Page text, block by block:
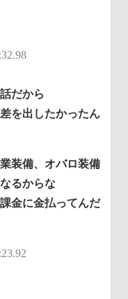
だから
を出したかったん
装備、オバロ装備
るからな
金に金払ってんだ